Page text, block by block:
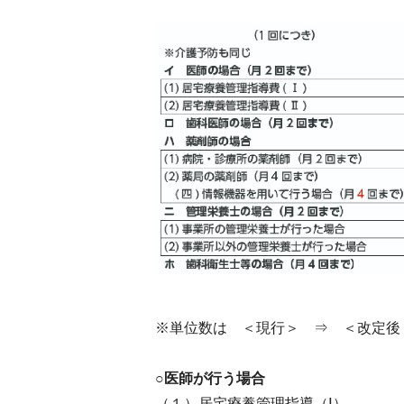
※単位数は ＜現行＞ ⇒ ＜改定後
○医師が行う場合